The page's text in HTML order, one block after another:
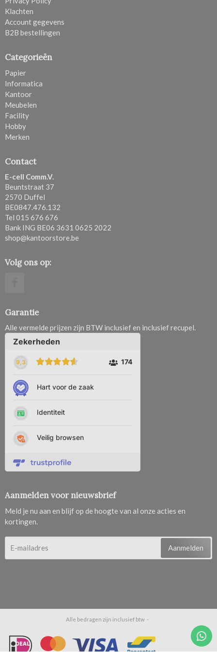
Categorieën
Papier
Informatica
Kantoor
Meubelen
Facility
Hobby
Merken
Klachten
Account gegevens
B2B bestellingen
Volg ons op:
Contact
E-cell Comm.V.
Beuntstraat 37
2570 Duffel
BE0847.476.132
Tel 015 676 676
Bank ING BE06 3631 0625 2022
shop@kantoorstore.be
Garantie
Alle vermelde prijzen zijn BTW inclusief en inclusief recupel.
Aanmelden voor nieuwsbrief
Meld je nu aan en blijf op de hoogte van al onze acties en
kortingen.
Aanmelden
Alle bedragen zijn inclusief btw -